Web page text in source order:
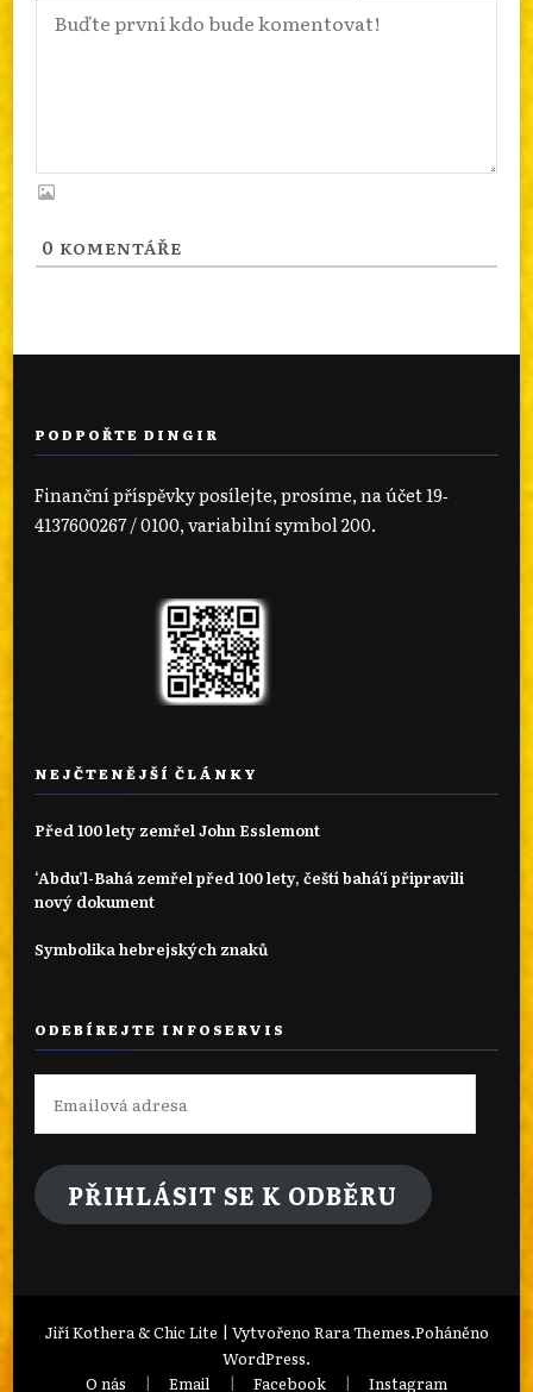
0 KOMENTÁŘE
PODPOŘTE DINGIR
Finanční příspěvky posílejte, prosíme, na účet 19‐
4137600267 / 0100, variabilní symbol 200.
NEJČTENĚJŠÍ ČLÁNKY
Před 100 lety zemřel John Esslemont
‘Abdu’l-Bahá zemřel před 100 lety, čeští bahá'í připravili
nový dokument
Symbolika hebrejských znaků
ODEBÍREJTE INFOSERVIS
adresa
PŘIHLÁSIT SE K ODBĚRU
Jiří Kothera & Chic Lite | Vytvořeno Rara Themes.Poháněno
WordPress.
O nás
Email Facebook Instagram